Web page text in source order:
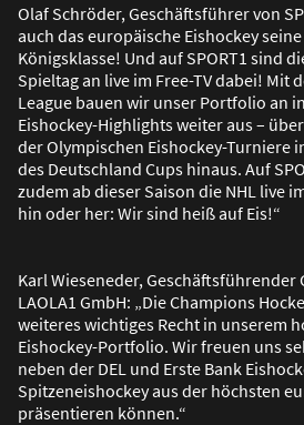
Olaf Schröder, Geschäftsführer von
auch das europäische Eishockey
Königsklasse! Und auf SPORT1 sind
Spieltag an live im Free-TV dabei! Mit
League bauen wir unser Portfolio an
Eishockey-Highlights weiter aus –
der Olympischen Eishockey-Turniere
des Deutschland Cups hinaus. Auf
zudem ab dieser Saison die NHL live
hin oder her: Wir sind heißauf Eis!“
Karl Wieseneder, Geschäftsführender
LAOLA1 GmbH: „Die Champions
weiteres wichtiges Recht in unserem
Eishockey-Portfolio. Wir freuen uns
neben der DEL und Erste Bank
Spitzeneishockey aus der höchsten
präsentieren können.“